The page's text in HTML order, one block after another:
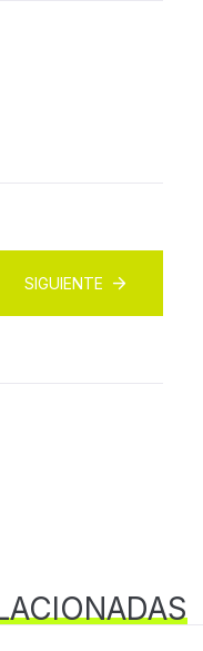
SIGUIENTE